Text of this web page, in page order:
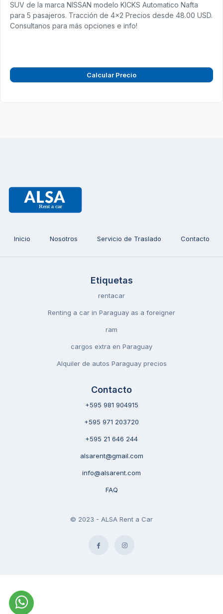
SUV de la marca NISSAN modelo KICKS Automatico Nafta
para 5 pasajeros. Tracción de 4x2 Precios desde 48.00 USD.
Consultanos para más opciones e info!
Calcular Precio
Inicio Nosotros Servicio de Traslado Contacto
Etiquetas
rentacar
Renting a car in Paraguay as a foreigner
ram
cargos extra en Paraguay
Alquiler de autos Paraguay precios
Contacto
+595 981 904915
+595 971 203720
+595 21 646 244
alsarent@gmail.com
info@alsarent.com
FAQ
© 2023 - ALSA Rent a Car